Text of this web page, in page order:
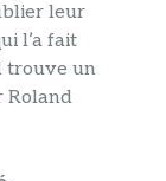
leur
l’a fait
trouve un
Roland